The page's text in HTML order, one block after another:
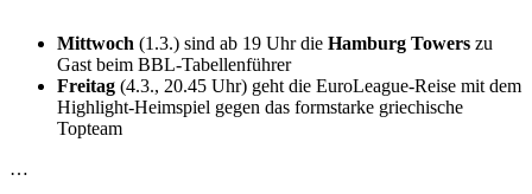
Mittwoch (1.3.) sind ab 19 Uhr die Hamburg Towers zu
Gast beim BBL-Tabellenführer
Freitag (4.3., 20.45 Uhr) geht die EuroLeague-Reise mit dem
Highlight-Heimspiel gegen das formstarke griechische
Topteam
…